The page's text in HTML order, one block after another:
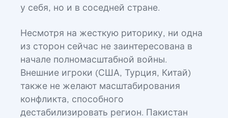
у себя, но и в соседней стране.
Несмотря на жесткую риторику, ни одна
из сторон сейчас не заинтересована в
начале полномасштабной войны.
Внешние игроки (США, Турция, Китай)
также не желают масштабирования
конфликта, способного
дестабилизировать регион. Пакистан